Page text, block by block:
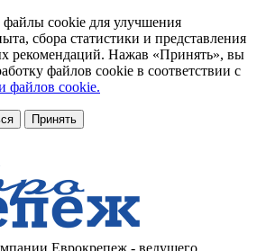
файлы cookie для улучшения
сбора статистики и представления
рекомендаций. Нажав «Принять», вы
файлов cookie в соответствии с
файлов cookie.
Принять
Еврокрепеж - ведущего